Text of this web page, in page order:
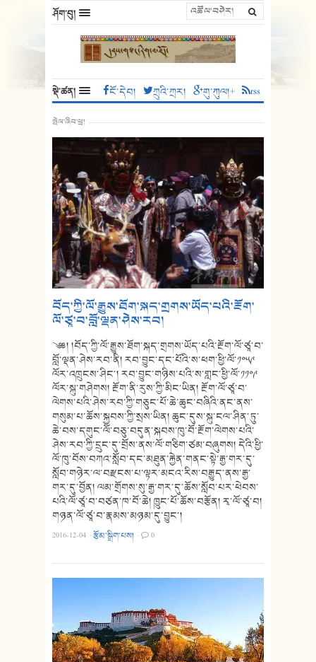
ཤོག་བུ།
སྡེ་ཚན། ངོ་དེབ། ཀྲུའི་ཀྲར། གུ་ཀུལ།+ rss
སྤེལ་ཞིབ་ཕྲ།
བོད་ཀྱི་ལོ་རྒྱུས་ཐོག་སྐད་གྲགས་ཡོད་པའི་རྔོག་
ལོ་ཙཱ་བ་བློ་ལྡན་ཤེས་རབ།
༄༅། །བོད་ཀྱི་ལོ་རྒྱུས་ཐོག་སྐད་གྲགས་ཡོད་པའི་རྔོག་ལོ་ཙཱ་བ་
བློ་ལྡན་ཤེས་རབ་ནི། རབ་བྱུང་དང་པོའི་ས་ཕག་ཕྱི་ལོ་༡༠༥༩
ལོར་འཁྲུངས་ཤིང༌། རབ་བྱུང་གཉིས་པའི་ས་གླང་ཕྱི་ལོ་༡༡༠༩
ལོར་སྐུ་གཤེགས། རྔོག་ནི་རུས་ཀྱི་མིང་ཡིན། རྔོག་ལོ་ཙཱ་བ་
ལེགས་པའི་ཤེས་རབ་ཀྱི་གཅུང་པོ་ཆེ་ཆུང་བཞིའི་ནང་ནས་
གསུམ་པ་ཆོས་སྐྱབས་ཀྱི་སྲས་ཡིན། ཆུང་དུས་སྐུ་ངལ་ཤིན་ཏུ་
ཆེ་བས་དགུང་ལོ་བཅུ་བདུན་སྐབས་ཁུ་བོ་རྔོག་ལེགས་པའི་
ཤེས་རབ་ཀྱི་དྲུང་དུ་བྲོས་ནས་ལོ་གཅིག་ཙམ་བཞུགས། དེའི་ཕྱི་
ལོ་ཁུ་བོས་བཀའ་སློབ་དང་མཐུན་རྐྱེན་གནང་སྟེ་རྒྱ་གར་དུ་
སློབ་གཉེར་ལ་བརྫངས་པ་ལྟར་མངའ་རིས་བརྒྱུད་ནས་རྒྱ་
གར་དུ་བྱོན། ལམ་གྲོགས་སུ་རྒྱ་གར་དུ་ཆོས་སློབ་པར་ཕེབས་
པའི་ལོ་ཙཱ་བ་བཙན་ཁ་བོ་ཆེ། ཁྱུང་པོ་ཆོས་བརྩོན། རྭ་ལོ་ཙཱ་བ།
གཉན་ལོ་ཙཱ་བ་རྣམས་མཉམ་དུ་བྱུང༌།
2016-12-04 ·རྩོམ་སྒྲིག་པས། · 0